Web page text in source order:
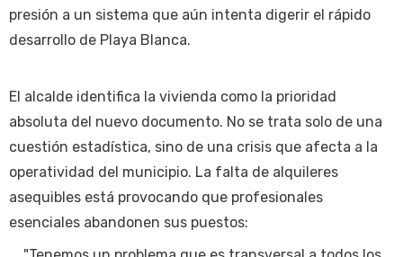
presión a un sistema que aún intenta digerir el rápido
desarrollo de Playa Blanca.
El alcalde identifica la vivienda como la prioridad
absoluta del nuevo documento. No se trata solo de una
cuestión estadística, sino de una crisis que afecta a la
operatividad del municipio. La falta de alquileres
asequibles está provocando que profesionales
esenciales abandonen sus puestos: